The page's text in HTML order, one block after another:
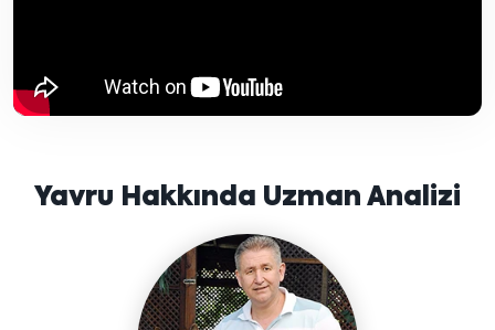
Yavru Hakkında Uzman Analizi